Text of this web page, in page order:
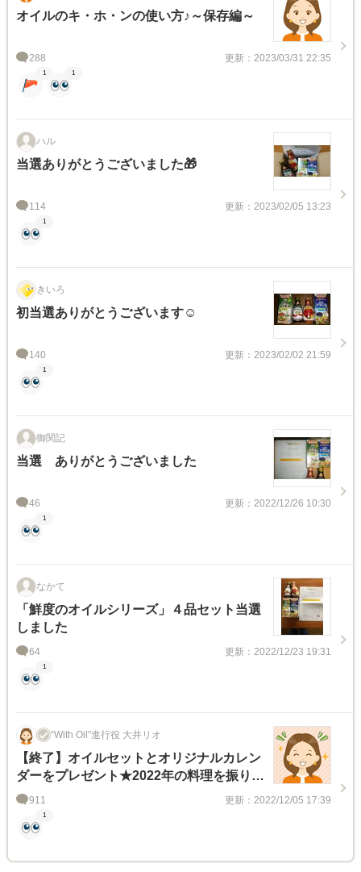
オイルのキ・ホ・ンの使い方♪～保存編～
288 更新：2023/03/31 22:35
1 1
ハル
当選ありがとうございました🎁
114 更新：2023/02/05 13:23
1
きいろ
初当選ありがとうございます☺️
140 更新：2023/02/02 21:59
1
御関記
当選 ありがとうございました
46 更新：2022/12/26 10:30
1
なかて
「鮮度のオイルシリーズ」４品セット当選
しました
64 更新：2022/12/23 19:31
1
“With Oil”進行役 大井リオ
【終了】オイルセットとオリジナルカレン
ダーをプレゼント★2022年の料理を振り返
る！「オ・イ・ル」であいうえお作文キャ
ンペーン
911 更新：2022/12/05 17:39
1